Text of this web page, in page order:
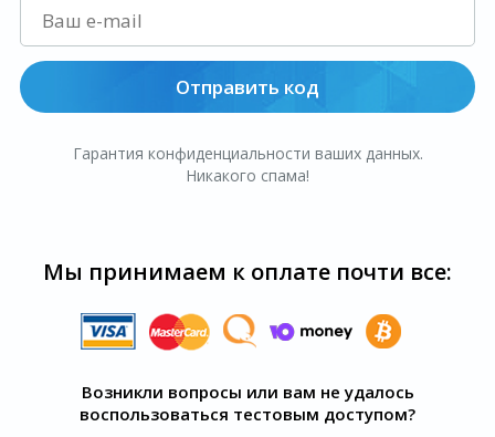
Отправить код
Гарантия конфиденциальности ваших данных.
Никакого спама!
Мы принимаем к оплате почти все:
Возникли вопросы или вам не удалось
воспользоваться тестовым доступом?